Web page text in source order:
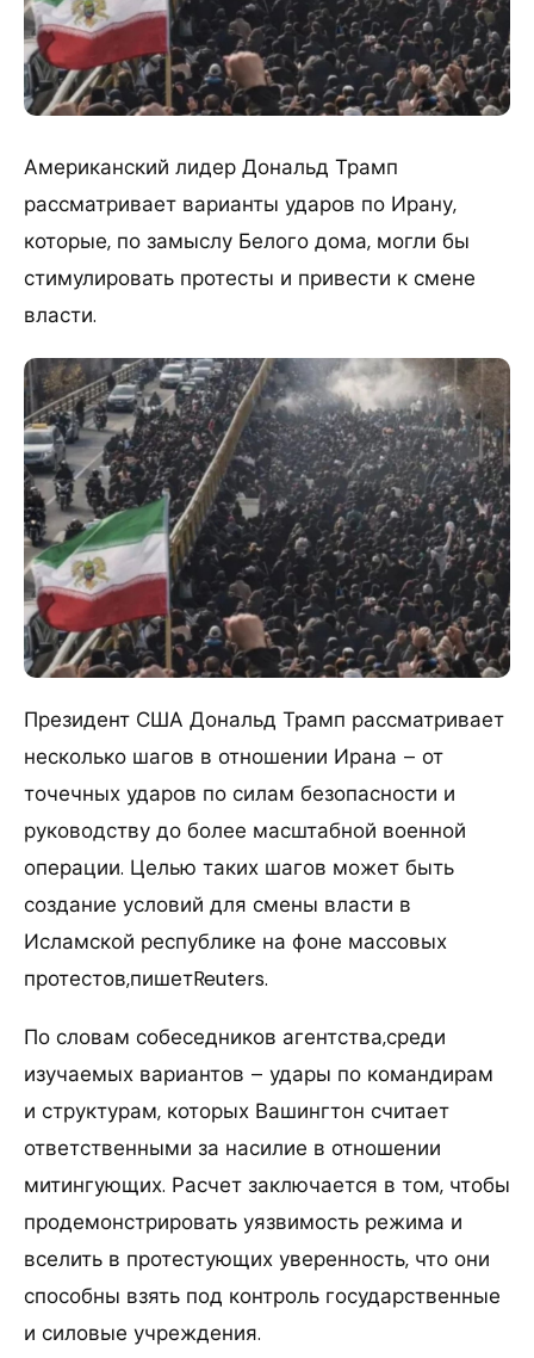
Американский лидер Дональд Трамп
рассматривает варианты ударов по Ирану,
которые, по замыслу Белого дома, могли бы
стимулировать протесты и привести к смене
власти.
Президент США Дональд Трамп рассматривает
несколько шагов в отношении Ирана – от
точечных ударов по силам безопасности и
руководству до более масштабной военной
операции. Целью таких шагов может быть
создание условий для смены власти в
Исламской республике на фоне массовых
протестов,пишетReuters.
По словам собеседников агентства,среди
изучаемых вариантов – удары по командирам
и структурам, которых Вашингтон считает
ответственными за насилие в отношении
митингующих. Расчет заключается в том, чтобы
продемонстрировать уязвимость режима и
вселить в протестующих уверенность, что они
способны взять под контроль государственные
и силовые учреждения.